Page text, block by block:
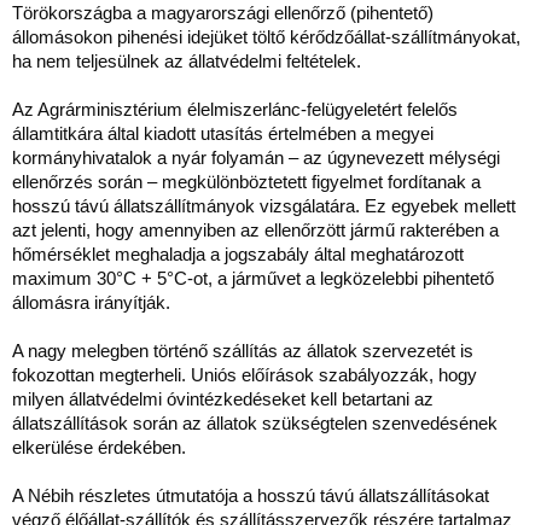
Törökországba a magyarországi ellenőrző (pihentető)
állomásokon pihenési idejüket töltő kérődzőállat-szállítmányokat,
ha nem teljesülnek az állatvédelmi feltételek.
Az Agrárminisztérium élelmiszerlánc-felügyeletért felelős
államtitkára által kiadott utasítás értelmében a megyei
kormányhivatalok a nyár folyamán – az úgynevezett mélységi
ellenőrzés során – megkülönböztetett figyelmet fordítanak a
hosszú távú állatszállítmányok vizsgálatára. Ez egyebek mellett
azt jelenti, hogy amennyiben az ellenőrzött jármű rakterében a
hőmérséklet meghaladja a jogszabály által meghatározott
maximum 30°C + 5°C-ot, a járművet a legközelebbi pihentető
állomásra irányítják.
A nagy melegben történő szállítás az állatok szervezetét is
fokozottan megterheli. Uniós előírások szabályozzák, hogy
milyen állatvédelmi óvintézkedéseket kell betartani az
állatszállítások során az állatok szükségtelen szenvedésének
elkerülése érdekében.
A Nébih részletes útmutatója a hosszú távú állatszállításokat
végző élőállat-szállítók és szállításszervezők részére tartalmaz